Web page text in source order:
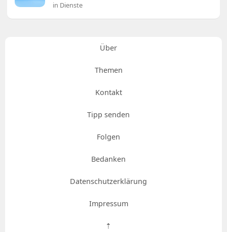
in Dienste
Über
Themen
Kontakt
Tipp senden
Folgen
Bedanken
Datenschutzerklärung
Impressum
⇡